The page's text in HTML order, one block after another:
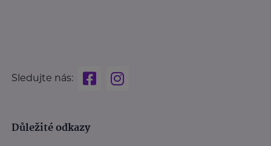
Sledujte nás:
Důležité odkazy